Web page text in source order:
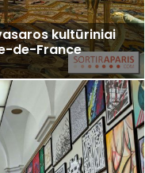
kultūriniai
de-France